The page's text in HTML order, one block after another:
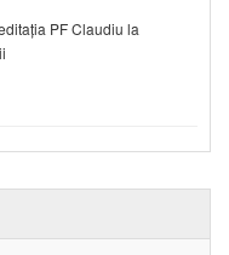
PF Claudiu la